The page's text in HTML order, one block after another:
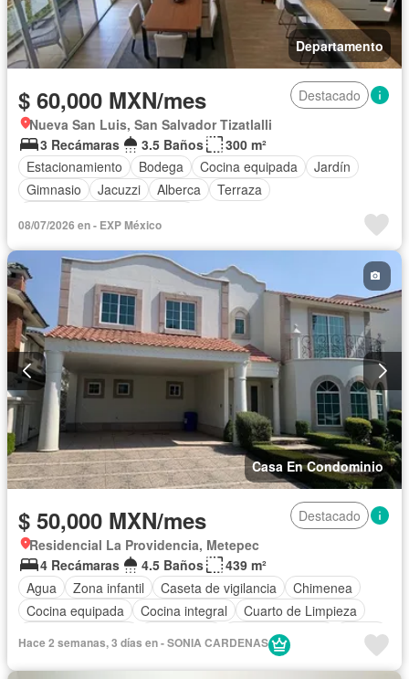
Departamento
$ 60,000 MXN/mes
Destacado
Nueva San Luis, San Salvador Tizatlalli
3 Recámaras
3.5 Baños
300 m²
Estacionamiento
Bodega Cocina equipada
Jardín
Gimnasio
Jacuzzi Alberca
Terraza
08/07/2026 en - EXP México
Casa En Condominio
$ 50,000 MXN/mes
Destacado
Residencial La Providencia, Metepec
4 Recámaras
4.5 Baños
439 m²
Agua
Zona infantil Caseta de vigilancia
Chimenea
Cocina equipada
Cocina integral
Cuarto de Limpieza
Estacionamiento
Jardín
Seguridad
Hace 2 semanas, 3 días en - SONIA CARDENAS